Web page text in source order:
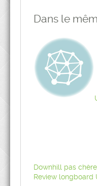
Dans le
Downhill pas
Review longboard